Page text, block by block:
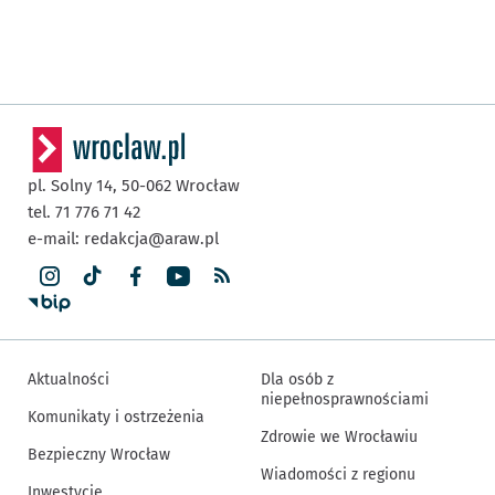
pl. Solny 14, 50-062 Wrocław
tel. 71 776 71 42
e-mail: redakcja@araw.pl
Aktualności
Komunikaty i ostrzeżenia
Bezpieczny Wrocław
Dla osób z
niepełnosprawnościami
Zdrowie we Wrocławiu
Wiadomości z regionu